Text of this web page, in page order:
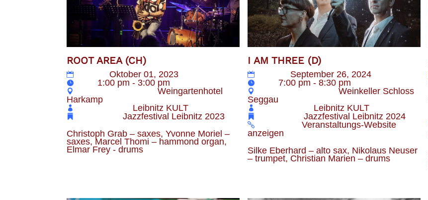
ROOT AREA (CH)
Oktober 01, 2023
1:00 pm - 3:00 pm
Weingartenhotel
Harkamp
Leibnitz KULT
Jazzfestival Leibnitz 2023
Christoph Grab – saxes, Yvonne Moriel –
saxes, Marcel Thomi – hammond organ,
Elmar Frey - drums
I AM THREE (D)
September 26, 2024
7:00 pm - 8:30 pm
Weinkeller Schloss
Seggau
Leibnitz KULT
Jazzfestival Leibnitz 2024
Veranstaltungs-Website
anzeigen
Silke Eberhard – alto sax, Nikolaus Neuser
– trumpet, Christian Marien – drums